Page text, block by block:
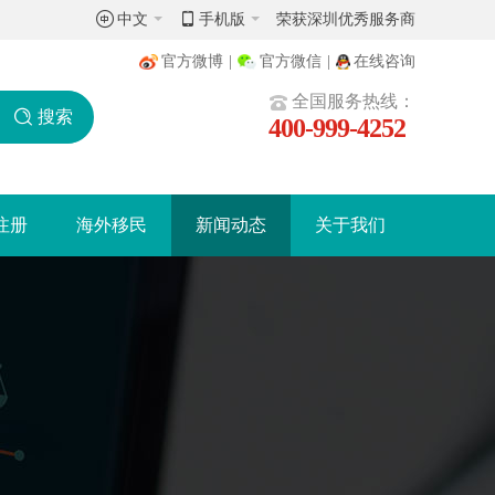
中文 手机版 荣获深圳优秀服务商
官方微博 官方微信 在线咨询
搜索
全国服务热线：
400-999-4252
册 海外移民 新闻动态 关于我们